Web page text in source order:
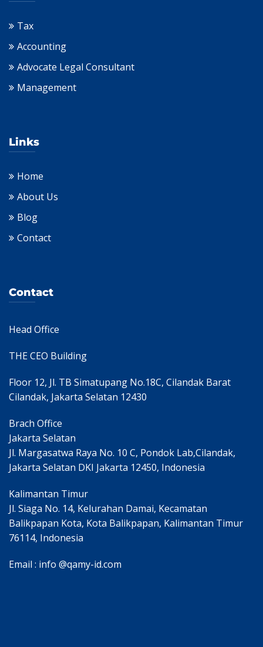
Tax
Accounting
Advocate Legal Consultant
Management
Links
Home
About Us
Blog
Contact
Contact
Head Office
THE CEO Building
Floor 12, Jl. TB Simatupang No.18C, Cilandak Barat
Cilandak, Jakarta Selatan 12430
Brach Office
Jakarta Selatan
Jl. Margasatwa Raya No. 10 C, Pondok Lab,Cilandak,
Jakarta Selatan DKI Jakarta 12450, Indonesia
Kalimantan Timur
Jl. Siaga No. 14, Kelurahan Damai, Kecamatan
Balikpapan Kota, Kota Balikpapan, Kalimantan Timur
76114, Indonesia
Email : info @qamy-id.com